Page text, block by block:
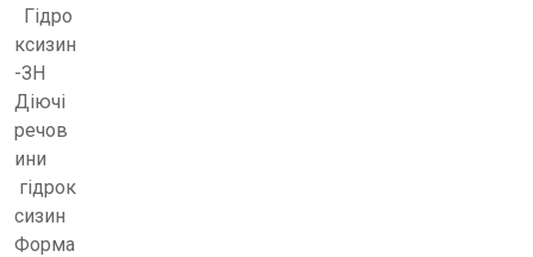
Гідро
ксизин
-ЗН
Діючі
речов
ини
гідрок
сизин
Форма